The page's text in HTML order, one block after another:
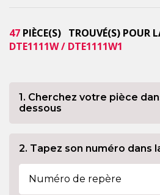
47 PIÈCE(S) TROUVÉ(S) POUR
DTE1111W / DTE1111W1
1. Cherchez votre pièce
dessous
2. Tapez son numéro dans